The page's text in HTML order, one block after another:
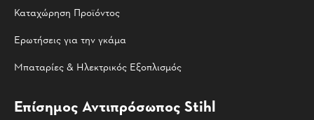
Καταχώρηση Προϊόντος
Ερωτήσεις για την γκάμα
Μπαταρίες & Ηλεκτρικός Εξοπλισμός
Επίσημος Αντιπρόσωπος Stihl